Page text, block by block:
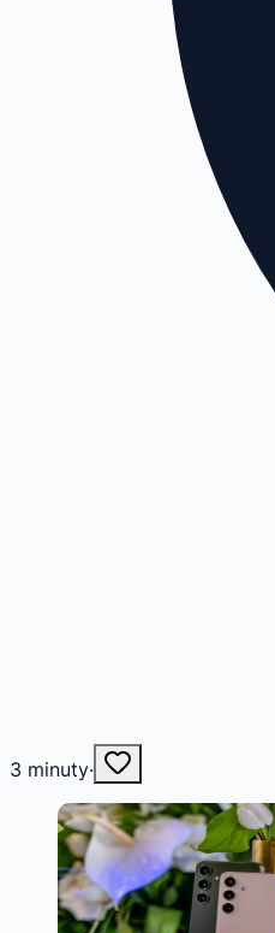
3 minuty·